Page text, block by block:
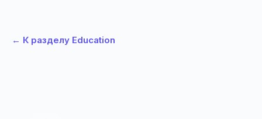
← К разделу Education